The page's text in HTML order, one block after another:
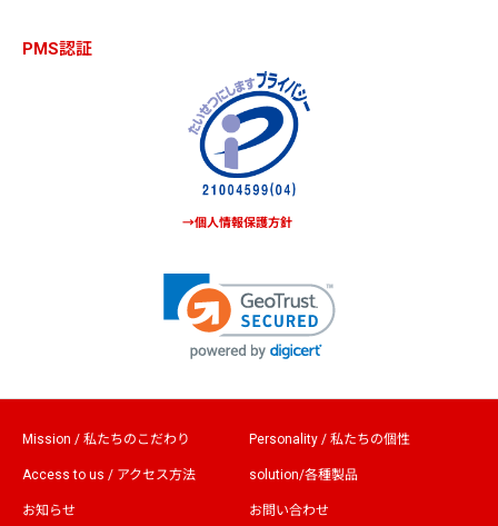
PMS認証
→個人情報保護方針
Mission / 私たちのこだわり Personality / 私たちの個性
Access to us / アクセス方法 solution/各種製品
お知らせ お問い合わせ